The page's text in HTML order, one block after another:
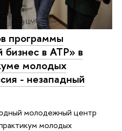
программы
в АТР» в
молодых
- незападный
молодежный центр
молодых